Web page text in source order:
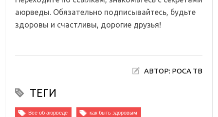
аюрведы. Обязательно подписывайтесь, будьте
здоровы и счастливы, дорогие друзья!
АВТОР: РОСА ТВ
ТЕГИ
Все об аюрведе как быть здоровым